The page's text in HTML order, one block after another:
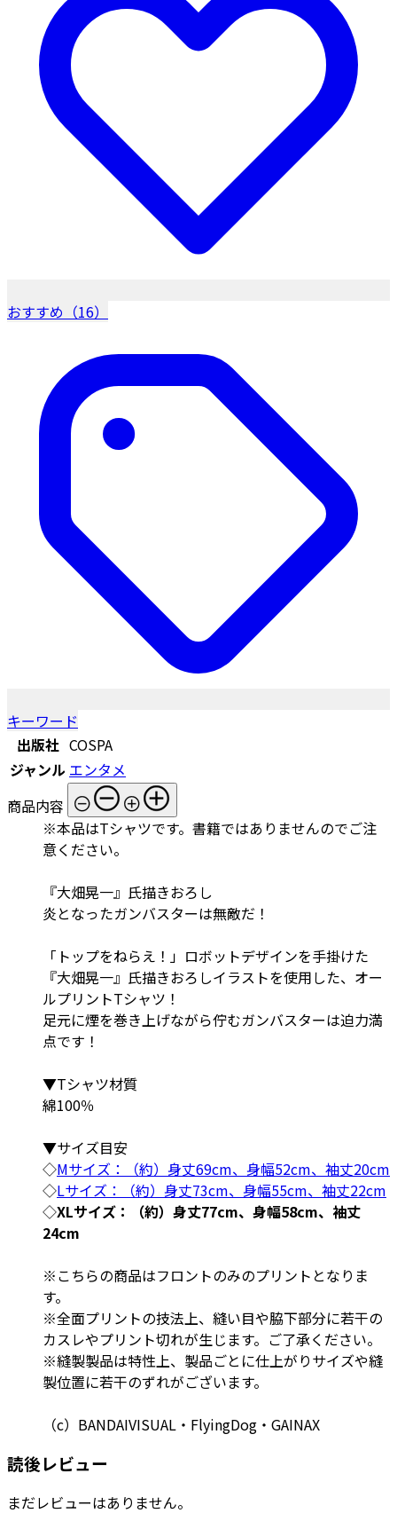
おすすめ（16）
キーワード
出版社 COSPA
ジャンル エンタメ
商品内容
※本品はTシャツです。書籍ではありませんのでご注
意ください。
『大畑晃一』氏描きおろし
炎となったガンバスターは無敵だ！
「トップをねらえ！」ロボットデザインを手掛けた
『大畑晃一』氏描きおろしイラストを使用した、オー
ルプリントTシャツ！
足元に煙を巻き上げながら佇むガンバスターは迫力満
点です！
▼Tシャツ材質
綿100％
▼サイズ目安
◇Mサイズ：（約）身丈69cm、身幅52cm、袖丈20cm
◇Lサイズ：（約）身丈73cm、身幅55cm、袖丈22cm
◇XLサイズ：（約）身丈77cm、身幅58cm、袖丈
24cm
※こちらの商品はフロントのみのプリントとなりま
す。
※全面プリントの技法上、縫い目や脇下部分に若干の
カスレやプリント切れが生じます。ご了承ください。
※縫製製品は特性上、製品ごとに仕上がりサイズや縫
製位置に若干のずれがございます。
（c）BANDAIVISUAL・FlyingDog・GAINAX
読後レビュー
まだレビューはありません。